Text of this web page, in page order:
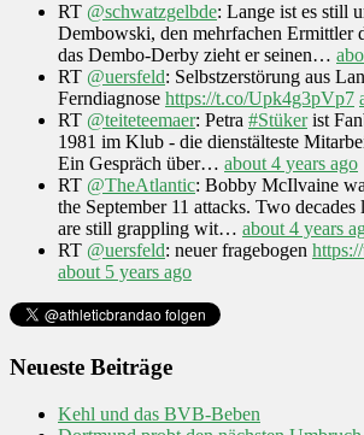
RT @schwatzgelbde: Lange ist es still
Dembowski, den mehrfachen Ermittler
das Dembo-Derby zieht er seinen…
RT @uersfeld: Selbstzerstörung aus
Ferndiagnose https://t.co/Upk4g3pVp7
RT @teiteteemaer: Petra #Stükerist
1981 im Klub - die dienstälteste
Ein Gespräch über… about 4 years ago
RT @TheAtlantic: Bobby McIlvaine
the September 11 attacks. Two decades
are still grappling wit… about 4 years
RT @uersfeld: neuer fragebogen
about 5 years ago
Neueste Beiträge
Kehl und das BVB-Beben